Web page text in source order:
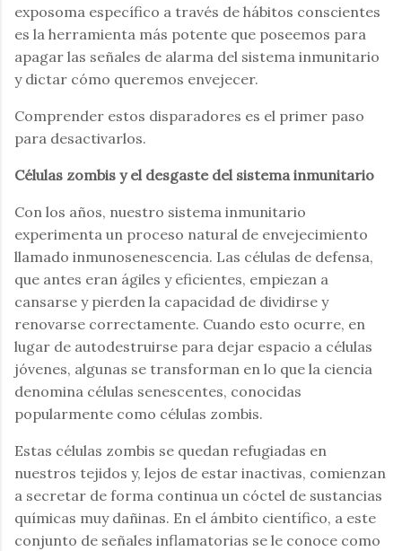
exposoma específico a través de hábitos conscientes
es la herramienta más potente que poseemos para
apagar las señales de alarma del sistema inmunitario
y dictar cómo queremos envejecer.
Comprender estos disparadores es el primer paso
para desactivarlos.
Células zombis y el desgaste del sistema inmunitario
Con los años, nuestro sistema inmunitario
experimenta un proceso natural de envejecimiento
llamado inmunosenescencia. Las células de defensa,
que antes eran ágiles y eficientes, empiezan a
cansarse y pierden la capacidad de dividirse y
renovarse correctamente. Cuando esto ocurre, en
lugar de autodestruirse para dejar espacio a células
jóvenes, algunas se transforman en lo que la ciencia
denomina células senescentes, conocidas
popularmente como células zombis.
Estas células zombis se quedan refugiadas en
nuestros tejidos y, lejos de estar inactivas, comienzan
a secretar de forma continua un cóctel de sustancias
químicas muy dañinas. En el ámbito científico, a este
conjunto de señales inflamatorias se le conoce como